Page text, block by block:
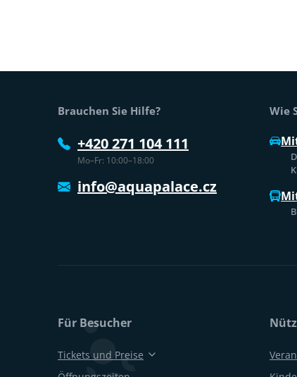
Brauchen Sie Hilfe?
+420 271 104 111
Mo–Fr: 10:00–18:00
info@aquapalace.cz
Wie
Für Besucher
Tickets und Preise